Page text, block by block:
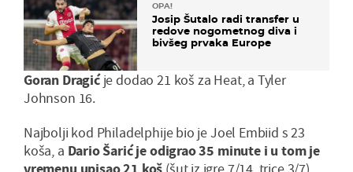
OPA!
Josip Šutalo radi transfer u
redove nogometnog diva i
bivšeg prvaka Europe
Goran Dragićje dodao 21 koš za Heat, a Tyler
Johnson 16.
Najbolji kod Philadelphije bio je Joel Embiid s 23
koša, a Dario Šarić je odigrao 35 minute i u tom je